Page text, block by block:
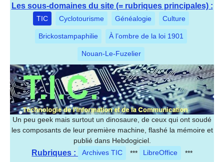
Les sous-domaines du site (= rubriques principales) :
TIC Cyclotourisme Généalogie Culture
Brickostampaphilie À l’ombre de la loi 1901
Nouan-Le-Fuzelier
Un peu geek mais surtout un dinosaure, de ceux qui ont soudé
les composants de leur première machine, flashé la mémoire et
publié dans Hebdogiciel.
Rubriques : Archives TIC *** LibreOffice ***